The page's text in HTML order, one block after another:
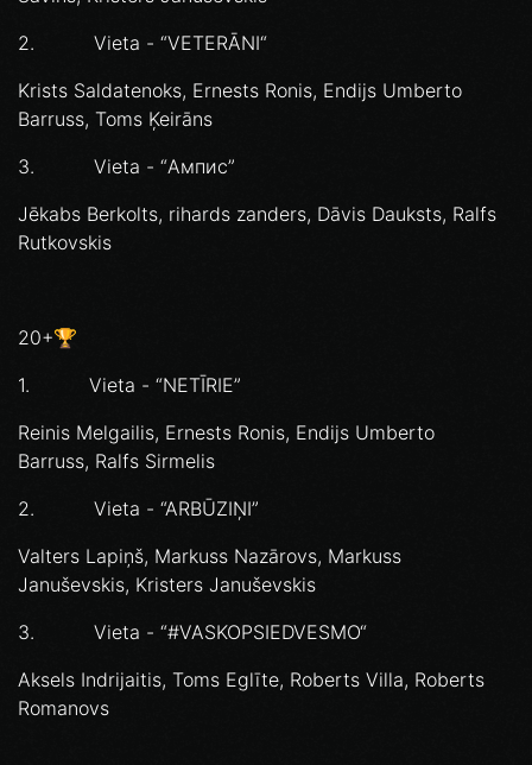
2. Vieta - “VETERĀNI“
Krists Saldatenoks, Ernests Ronis, Endijs Umberto
Barruss, Toms Ķeirāns
3. Vieta - “Ампис”
Jēkabs Berkolts, rihards zanders, Dāvis Dauksts, Ralfs
Rutkovskis
20+🏆
1. Vieta - “NETĪRIE”
Reinis Melgailis, Ernests Ronis, Endijs Umberto
Barruss, Ralfs Sirmelis
2. Vieta - “ARBŪZIŅI”
Valters Lapiņš, Markuss Nazārovs, Markuss
Januševskis, Kristers Januševskis
3. Vieta - “#VASKOPSIEDVESMO“
Aksels Indrijaitis, Toms Eglīte, Roberts Villa, Roberts
Romanovs